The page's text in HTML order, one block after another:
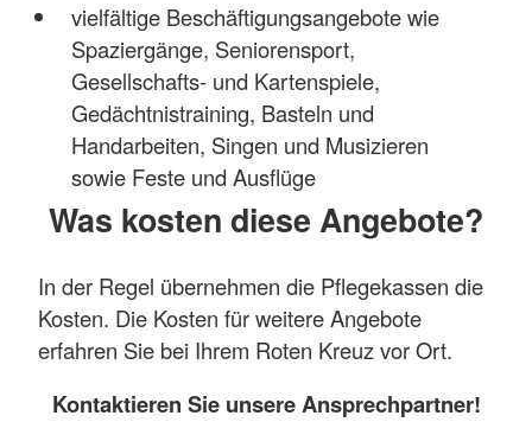
vielfältige Beschäftigungsangebote wie
Spaziergänge, Seniorensport,
Gesellschafts- und Kartenspiele,
Gedächtnistraining, Basteln und
Handarbeiten, Singen und Musizieren
sowie Feste und Ausflüge
Was kosten diese Angebote?
In der Regel übernehmen die Pflegekassen die
Kosten. Die Kosten für weitere Angebote
erfahren Sie bei Ihrem Roten Kreuz vor Ort.
Kontaktieren Sie unsere Ansprechpartner!